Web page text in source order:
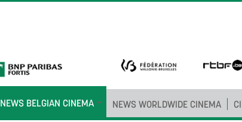
NEWS BELGIAN CINEMA NEWS WORLDWIDE CINEMA